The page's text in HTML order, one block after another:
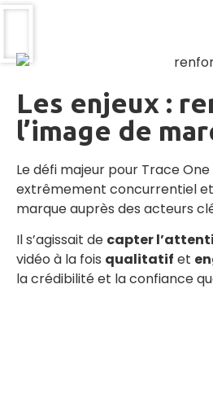
Les enjeux :
l’image de
Le défi majeur pour Trace
extrêmement concurrentiel
marque auprès des acteurs
Il s’agissait de capter
vidéo à la fois qualitatif et
la crédibilité et la confiance